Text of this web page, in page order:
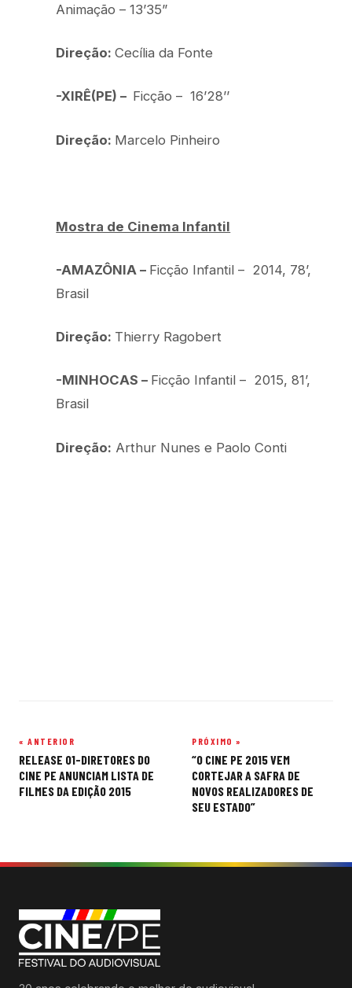
Animação – 13’35”
Direção:Cecília da Fonte
-XIRÊ(PE) – Ficção – 16’28’’
Direção: Marcelo Pinheiro
Mostra de Cinema Infantil
-AMAZÔNIA – Ficção Infantil – 2014, 78’,
Brasil
Direção: Thierry Ragobert
-MINHOCAS – Ficção Infantil – 2015, 81’,
Brasil
Direção: Arthur Nunes e Paolo Conti
Navegação
de
« ANTERIOR
RELEASE 01-DIRETORES DO
CINE PE ANUNCIAM LISTA DE
FILMES DA EDIÇÃO 2015
PRÓXIMO »
“O CINE PE 2015 VEM
CORTEJAR A SAFRA DE
NOVOS REALIZADORES DE
SEU ESTADO”